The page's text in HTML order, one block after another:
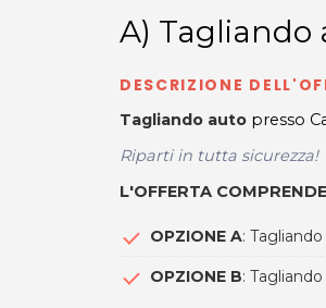
A) Tagliando
DESCRIZIONE
Tagliando auto presso
Riparti in tutta sicurezza!
L'OFFERTA COMPRENDE
OPZIONE A:
OPZIONE B: